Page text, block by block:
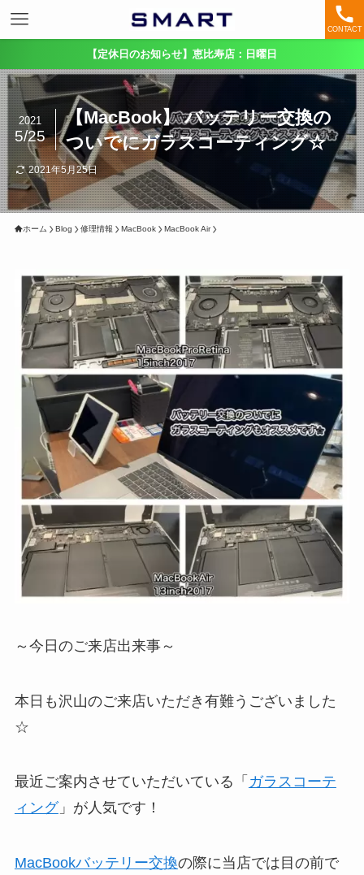
CONTACT
【定休日のお知らせ】恵比寿店：日曜日
【MacBook】 バッテリー交換の
ついでにガラスコーティング☆
2021
5/25
2021年5月25日
ホーム Blog 修理情報 MacBook MacBook Air
～今日のご来店出来事～
本日も沢山のご来店いただき有難うございました
☆
最近ご案内させていただいている「 ガラスコーテ
ィング」が人気です！
MacBookバッテリー交換の際に当店では目の前で